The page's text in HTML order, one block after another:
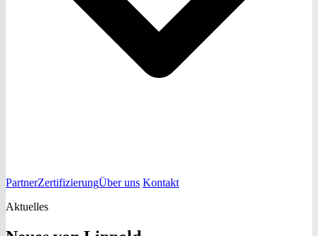
PartnerZertifizierungÜber uns Kontakt
Aktuelles